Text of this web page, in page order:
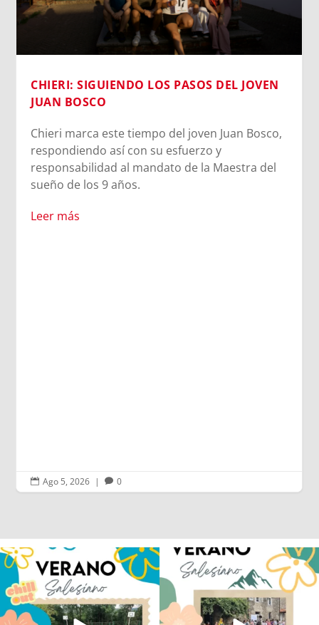
CHIERI: SIGUIENDO LOS PASOS DEL JOVEN
JUAN BOSCO
Chieri marca este tiempo del joven Juan Bosco,
respondiendo así con su esfuerzo y
responsabilidad al mandato de la Maestra del
sueño de los 9 años.
Leer más
 Ago 5, 2026 |  0
Los alumnos de 6º de Primaria, 1º y 2º
de la ESO...
145 2
La diversión y la alegría también se han
sentido...
92 0